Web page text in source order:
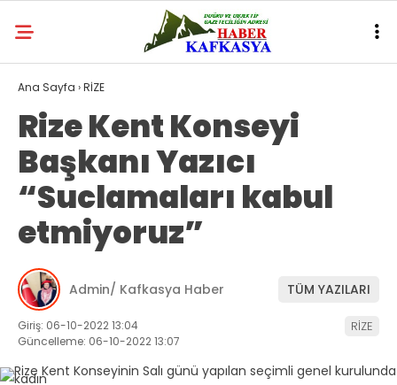
Ana Sayfa ›RİZE
Rize Kent Konseyi
Başkanı Yazıcı
“Suclamaları kabul
etmiyoruz”
Admin/ Kafkasya Haber TÜM YAZILARI
Giriş: 06-10-2022 13:04
Güncelleme: 06-10-2022 13:07
RİZE